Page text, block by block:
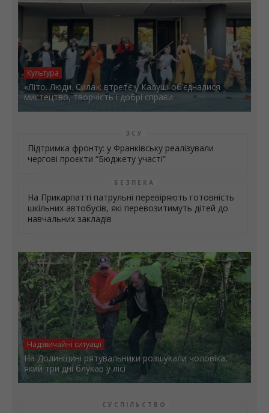
Культура
«Літо. Люди. Сила»: втретє у Калуші об’єдналися
мистецтво, творчість і добрі справи
ЗСУ
Підтримка фронту: у Франківську реалізували
чергові проєкти “Бюджету участі”
БЕЗПЕКА
На Прикарпатті патрульні перевіряють готовність
шкільних автобусів, які перевозитимуть дітей до
навчальних закладів
Надзвичайні ситуації
На Долинщині рятувальники розшукали чоловіка,
який три дні блукав у лісі
СУСПІЛЬСТВО